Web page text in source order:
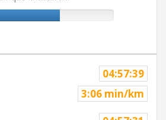
04:57:39
3:06 min/km